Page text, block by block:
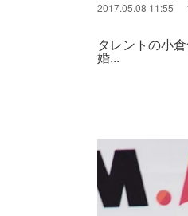
2017.05.08 11:55
タレントの小
婚...